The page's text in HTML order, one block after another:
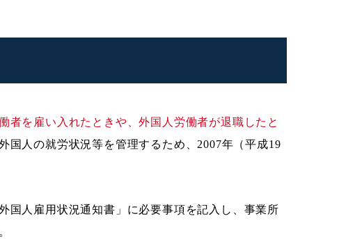
者を雇い入れたときや、外国人労働者が退職したと
国人の就労状況等を管理するため、2007年（平成19
国人雇用状況通知書」に必要事項を記入し、事業所